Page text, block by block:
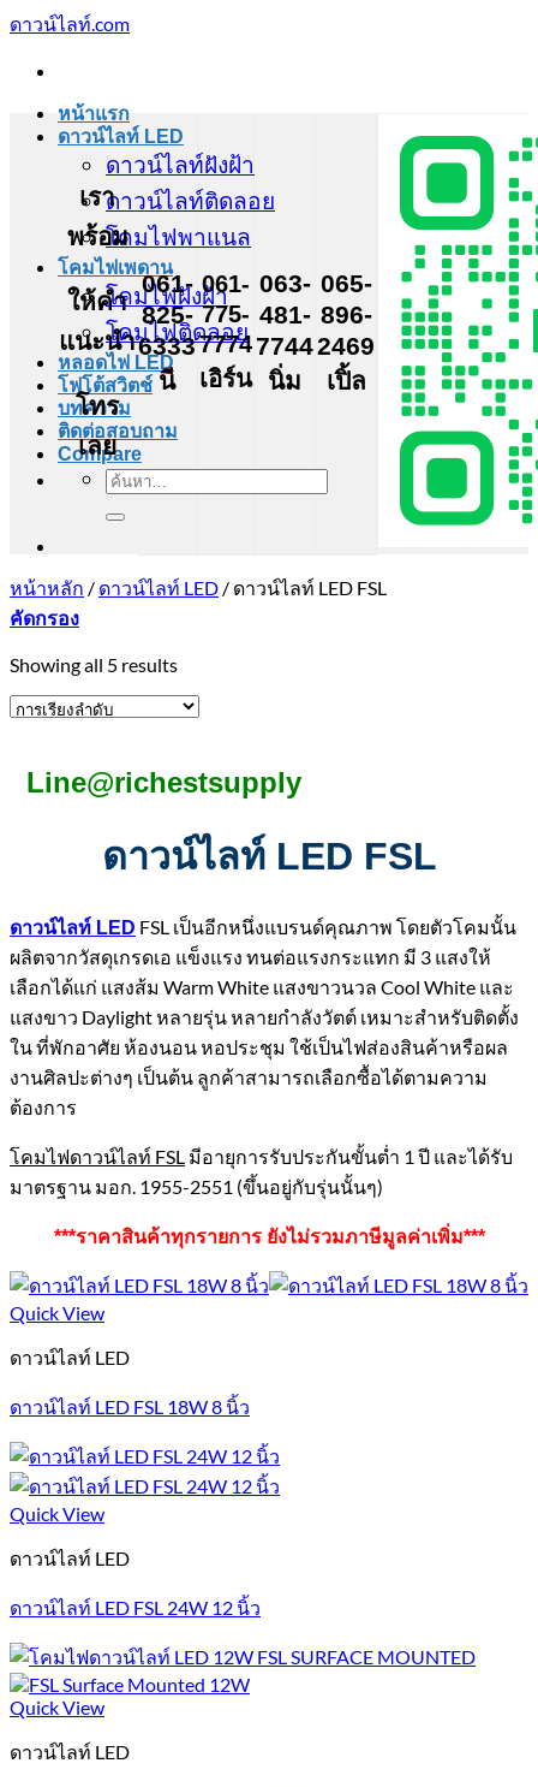
ข้าม
เนื้อหา
ดาวน์ไลท์.com
หน้าแรก
ดาวน์ไลท์ LED
ดาวน์ไลท์ฝังฝ้า
ดาวน์ไลท์ติดลอย
โคมไฟพาแนล
โคมไฟเพดาน
โคมไฟฝังฝ้า
โคมไฟติดลอย
หลอดไฟ LED
โฟโต้สวิตช์
บทความ
ติดต่อสอบถาม
Compare
ค้นหา:
เรา
พร้อม
ให้คำ
แนะนำ
โทร
เลย
061-
825-
6333
นี
061-
775-
7774
เอิร์น
063-
481-
7744
นิ่ม
065-
896-
2469
เปิ้ล
หน้าหลัก / ดาวน์ไลท์ LED / ดาวน์ไลท์ LED FSL
คัดกรอง
Showing all 5 results
Line@richestsupply
ดาวน์ไลท์ LED FSL
ดาวน์ไลท์ LED FSL เป็นอีกหนึ่งแบรนด์คุณภาพ โดยตัวโคมนั้น
ผลิตจากวัสดุเกรดเอ แข็งแรง ทนต่อแรงกระแทก มี 3 แสงให้
เลือกได้แก่ แสงส้ม Warm White แสงขาวนวล Cool White และ
แสงขาว Daylight หลายรุ่น หลายกำลังวัตต์ เหมาะสำหรับติดตั้ง
ใน ที่พักอาศัย ห้องนอน หอประชุม ใช้เป็นไฟส่องสินค้าหรือผล
งานศิลปะต่างๆ เป็นต้น ลูกค้าสามารถเลือกซื้อได้ตามความ
ต้องการ
โคมไฟดาวน์ไลท์ FSL มีอายุการรับประกันขั้นต่ำ 1 ปี และได้รับ
มาตรฐาน มอก. 1955-2551 (ขึ้นอยู่กับรุ่นนั้นๆ)
***ราคาสินค้าทุกรายการ ยังไม่รวมภาษีมูลค่าเพิ่ม***
Quick View
ดาวน์ไลท์ LED
ดาวน์ไลท์ LED FSL 18W 8 นิ้ว
Quick View
ดาวน์ไลท์ LED
ดาวน์ไลท์ LED FSL 24W 12 นิ้ว
Quick View
ดาวน์ไลท์ LED